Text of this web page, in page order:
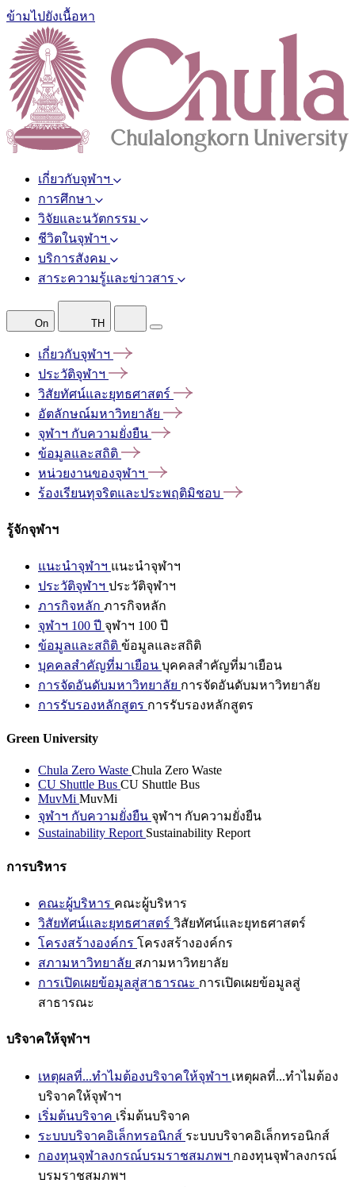
ข้ามไปยังเนื้อหา
เกี่ยวกับจุฬาฯ
การศึกษา
วิจัยและนวัตกรรม
ชีวิตในจุฬาฯ
บริการสังคม
สาระความรู้และข่าวสาร
On TH
เกี่ยวกับจุฬาฯ
ประวัติจุฬาฯ
วิสัยทัศน์และยุทธศาสตร์
อัตลักษณ์มหาวิทยาลัย
จุฬาฯ กับความยั่งยืน
ข้อมูลและสถิติ
หน่วยงานของจุฬาฯ
ร้องเรียนทุจริตและประพฤติมิชอบ
รู้จักจุฬาฯ
แนะนำจุฬาฯ แนะนำจุฬาฯ
ประวัติจุฬาฯ ประวัติจุฬาฯ
ภารกิจหลัก ภารกิจหลัก
จุฬาฯ 100 ปี จุฬาฯ 100 ปี
ข้อมูลและสถิติ ข้อมูลและสถิติ
บุคคลสำคัญที่มาเยือน บุคคลสำคัญที่มาเยือน
การจัดอันดับมหาวิทยาลัย การจัดอันดับมหาวิทยาลัย
การรับรองหลักสูตร การรับรองหลักสูตร
Green University
Chula Zero Waste Chula Zero Waste
CU Shuttle Bus CU Shuttle Bus
MuvMi MuvMi
จุฬาฯ กับความยั่งยืน จุฬาฯ กับความยั่งยืน
Sustainability Report Sustainability Report
การบริหาร
คณะผู้บริหาร คณะผู้บริหาร
วิสัยทัศน์และยุทธศาสตร์ วิสัยทัศน์และยุทธศาสตร์
โครงสร้างองค์กร โครงสร้างองค์กร
สภามหาวิทยาลัย สภามหาวิทยาลัย
การเปิดเผยข้อมูลสู่สาธารณะ การเปิดเผยข้อมูลสู่
สาธารณะ
บริจาคให้จุฬาฯ
เหตุผลที่...ทำไมต้องบริจาคให้จุฬาฯ เหตุผลที่...ทำไมต้อง
บริจาคให้จุฬาฯ
เริ่มต้นบริจาค เริ่มต้นบริจาค
ระบบบริจาคอิเล็กทรอนิกส์ ระบบบริจาคอิเล็กทรอนิกส์
กองทุนจุฬาลงกรณ์บรมราชสมภพฯ กองทุนจุฬาลงกรณ์
บรมราชสมภพฯ